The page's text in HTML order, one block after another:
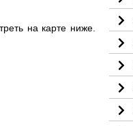
на карте ниже.